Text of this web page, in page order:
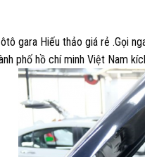
gara Hiếu thảo giá rẻ .Gọi
phố hồ chí minh Việt Nam